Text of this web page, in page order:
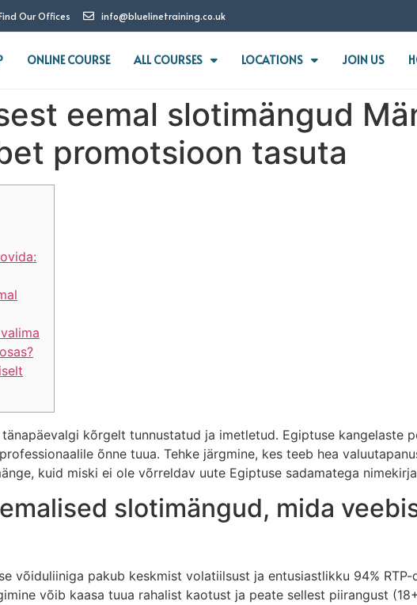
Our Offices info@bluelinetraining.co.uk
ONLINE COURSE ALL COURSES LOCATIONS JOIN US
eemal slotimängud
promotsioon tasuta
kõrgelt tunnustatud ja imetletud. Egiptuse kangelaste
õnne tuua. Tehke järgmine, kes teeb hea
kuid miski ei ole võrreldav uute Egiptuse sadamatega
slotimängud, mida
võiduliiniga pakub keskmist volatiilsust ja entusiastlikku 94% RTP-
võib kaasa tuua rahalist kaotust ja peate sellest piirangust